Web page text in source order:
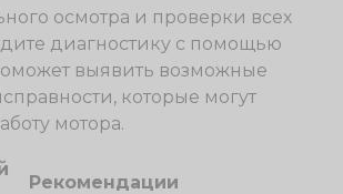
осмотра и проверки всех
диагностику с помощью
выявить возможные
которые могут
мотора.
Рекомендации